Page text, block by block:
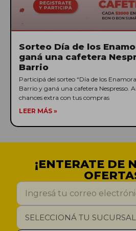
Sorteo Día de los
ganá una cafetera
Barrio
Participá del sorteo “Día de los
Barrio y ganá una cafetera Nespresso.
chances extra con tus compras
LEER MÁS »
¡ENTERATE DE